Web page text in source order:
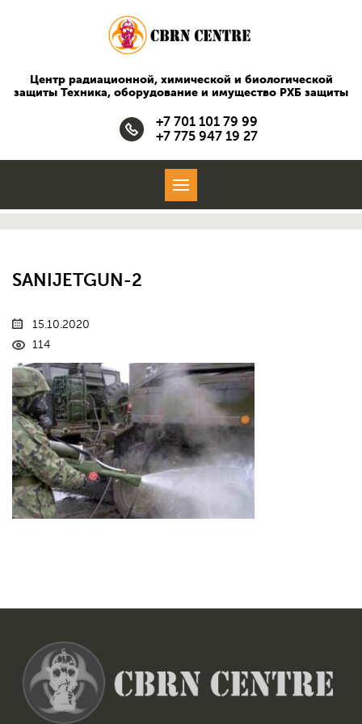
Центр радиационной, химической и биологической
защиты Техника, оборудование и имущество РХБ защиты
+7 701 101 79 99
+7 775 947 19 27
SANIJETGUN-2
15.10.2020
114